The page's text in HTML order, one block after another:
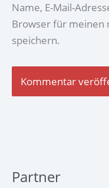
Name, E-Mail-
Browser für meinen
speichern.
Partner